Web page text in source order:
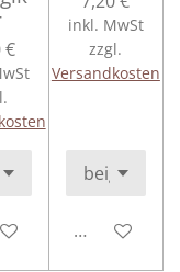
€
Warenkorb
inkl. MwSt
zzgl.
Versandkosten
In den